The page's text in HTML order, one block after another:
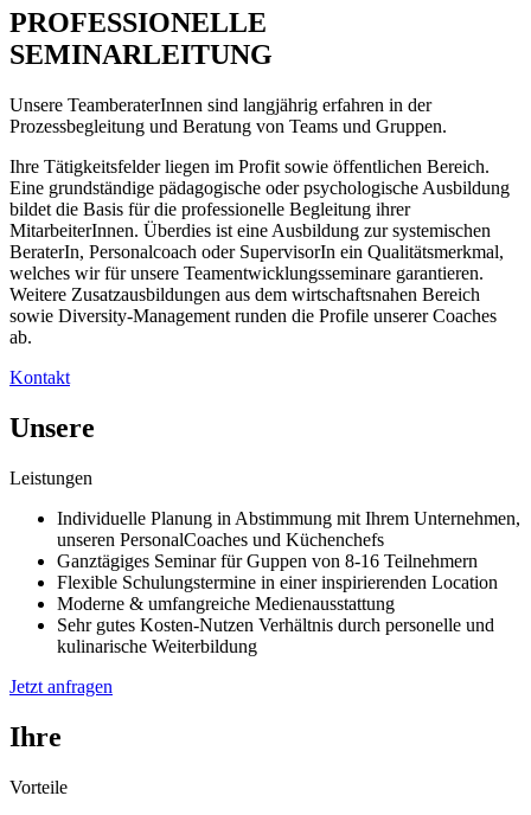
PROFESSIONELLE
SEMINARLEITUNG
Unsere TeamberaterInnen sind langjährig erfahren in der
Prozessbegleitung und Beratung von Teams und Gruppen.
Ihre Tätigkeitsfelder liegen im Profit sowie öffentlichen Bereich.
Eine grundständige pädagogische oder psychologische Ausbildung
bildet die Basis für die professionelle Begleitung ihrer
MitarbeiterInnen. Überdies ist eine Ausbildung zur systemischen
BeraterIn, Personalcoach oder SupervisorIn ein Qualitätsmerkmal,
welches wir für unsere Teamentwicklungsseminare garantieren.
Weitere Zusatzausbildungen aus dem wirtschaftsnahen Bereich
sowie Diversity-Management runden die Profile unserer Coaches
ab.
Kontakt
Unsere
Leistungen
Individuelle Planung in Abstimmung mit Ihrem Unternehmen,
unseren PersonalCoaches und Küchenchefs
Ganztägiges Seminar für Guppen von 8-16 Teilnehmern
Flexible Schulungstermine in einer inspirierenden Location
Moderne & umfangreiche Medienausstattung
Sehr gutes Kosten-Nutzen Verhältnis durch personelle und
kulinarische Weiterbildung
Jetzt anfragen
Ihre
Vorteile